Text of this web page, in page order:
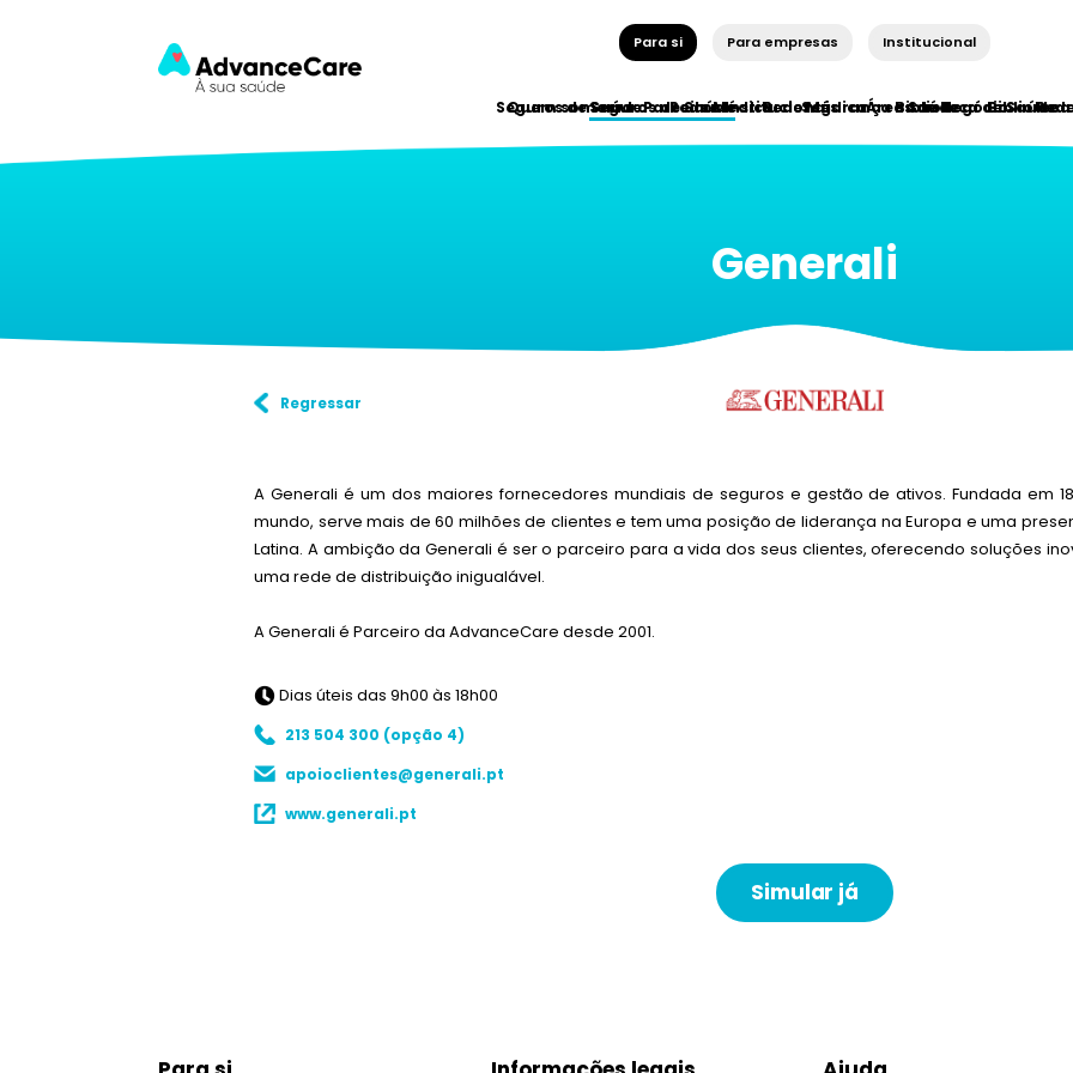
Para si Para empresas Institucional
Seguros de Saúde Rede Médica Biblioteca de Saúde
Seguros de Saúde Rede Médica Segurança e Saúde Biblioteca
Quem somos Parceiros Institucionais Áreas de Negócio
Generali
Regressar
A Generali é um dos maiores fornecedores mundiais de seguros e gestão de ativos. Fundada em
mundo, serve mais de 60 milhões de clientes e tem uma posição de liderança na Europa e uma
Latina. A ambição da Generali é ser o parceiro para a vida dos seus clientes, oferecendo soluções
uma rede de distribuição inigualável.
A Generali é Parceiro da AdvanceCare desde 2001.
Dias úteis das 9h00 às 18h00
213 504 300 (opção 4)
apoioclientes@generali.pt
www.generali.pt
Simular já